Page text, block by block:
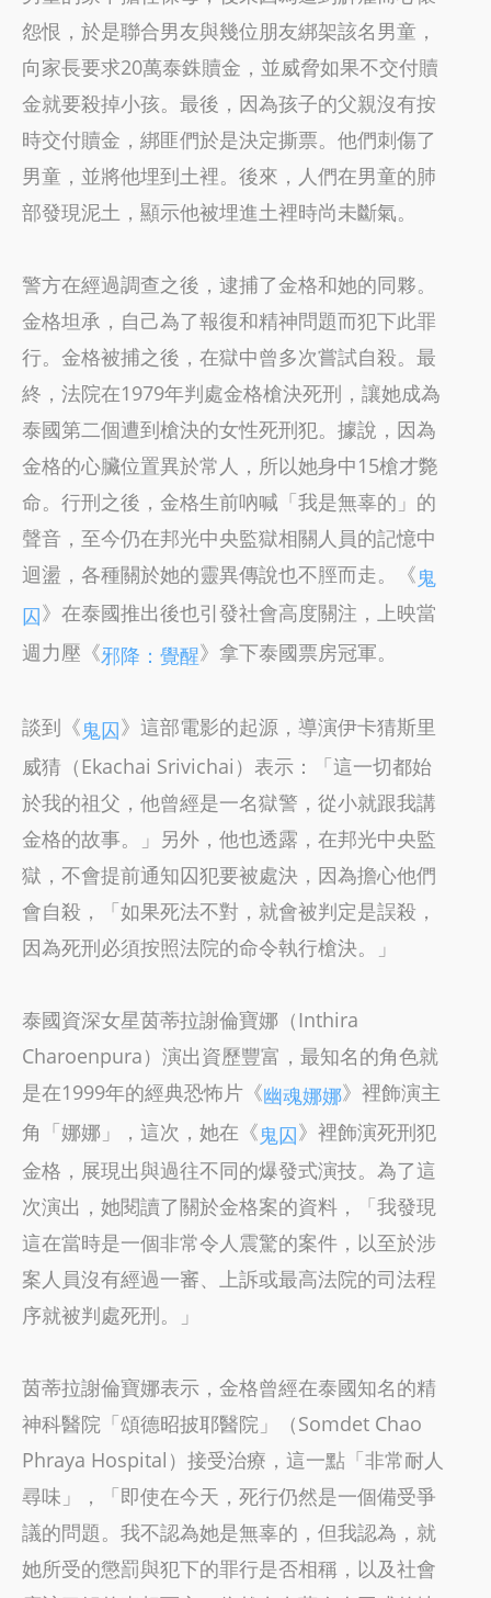
怨恨，於是聯合男友與幾位朋友綁架該名男童，
向家長要求20萬泰銖贖金，並威脅如果不交付贖
金就要殺掉小孩。最後，因為孩子的父親沒有按
時交付贖金，綁匪們於是決定撕票。他們刺傷了
男童，並將他埋到土裡。後來，人們在男童的肺
部發現泥土，顯示他被埋進土裡時尚未斷氣。
警方在經過調查之後，逮捕了金格和她的同夥。
金格坦承，自己為了報復和精神問題而犯下此罪
行。金格被捕之後，在獄中曾多次嘗試自殺。最
終，法院在1979年判處金格槍決死刑，讓她成為
泰國第二個遭到槍決的女性死刑犯。據說，因為
金格的心臟位置異於常人，所以她身中15槍才斃
命。行刑之後，金格生前吶喊「我是無辜的」的
聲音，至今仍在邦光中央監獄相關人員的記憶中
迴盪，各種關於她的靈異傳說也不脛而走。《鬼
囚》在泰國推出後也引發社會高度關注，上映當
週力壓《邪降：覺醒》拿下泰國票房冠軍。
談到《鬼囚》這部電影的起源，導演伊卡猜斯里
威猜（Ekachai Srivichai）表示：「這一切都始
於我的祖父，他曾經是一名獄警，從小就跟我講
金格的故事。」另外，他也透露，在邦光中央監
獄，不會提前通知囚犯要被處決，因為擔心他們
會自殺，「如果死法不對，就會被判定是誤殺，
因為死刑必須按照法院的命令執行槍決。」
泰國資深女星茵蒂拉謝倫寶娜（Inthira
Charoenpura）演出資歷豐富，最知名的角色就
是在1999年的經典恐怖片《幽魂娜娜》裡飾演主
角「娜娜」，這次，她在《鬼囚》裡飾演死刑犯
金格，展現出與過往不同的爆發式演技。為了這
次演出，她閱讀了關於金格案的資料，「我發現
這在當時是一個非常令人震驚的案件，以至於涉
案人員沒有經過一審、上訴或最高法院的司法程
序就被判處死刑。」
茵蒂拉謝倫寶娜表示，金格曾經在泰國知名的精
神科醫院「頌德昭披耶醫院」（Somdet Chao
Phraya Hospital）接受治療，這一點「非常耐人
尋味」，「即使在今天，死行仍然是一個備受爭
議的問題。我不認為她是無辜的，但我認為，就
她所受的懲罰與犯下的罪行是否相稱，以及社會